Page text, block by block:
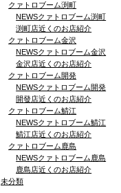
クァトロブーム渕町
NEWSクァトロブーム渕町
渕町店近くのお店紹介
クァトロブーム金沢
NEWSクァトロブーム金沢
金沢店近くのお店紹介
クァトロブーム開発
NEWSクァトロブーム開発
開發店近くのお店紹介
クァトロブーム鯖江
NEWSクァトロブーム鯖江
鯖江店近くのお店紹介
クァトロブーム鹿島
NEWSクァトロブーム鹿島
鹿島店近くのお店紹介
未分類